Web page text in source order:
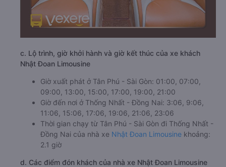
c. Lộ trình, giờ khởi hành và giờ kết thúc của xe khách
Nhật Đoan Limousine
Giờ xuất phát ở Tân Phú - Sài Gòn: 01:00, 07:00,
09:00, 13:00, 15:00, 17:00, 19:00, 21:00
Giờ đến nơi ở Thống Nhất - Đồng Nai: 3:06, 9:06,
11:06, 15:06, 17:06, 19:06, 21:06, 23:06
Thời gian chạy từ Tân Phú - Sài Gòn đi Thống Nhất -
Đồng Nai của nhà xe Nhật Đoan Limousine khoảng:
2.1 giờ
d. Các điểm đón khách của nhà xe Nhật Đoan Limousine